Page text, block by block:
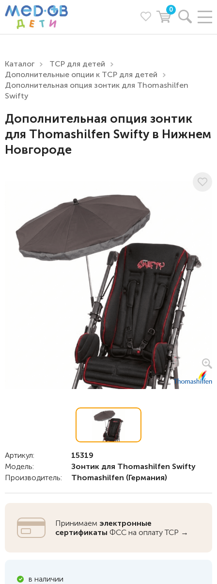
0
Каталог
ТСР для детей
Дополнительные опции к ТСР для детей
Дополнительная опция зонтик для Thomashilfen
Swifty
Дополнительная опция зонтик
для Thomashilfen Swifty в Нижнем
Новгороде
Артикул:
15319
Модель:
Зонтик для Thomashilfen Swifty
Производитель:
Thomashilfen (Германия)
Принимаем электронные
сертификаты ФСС на оплату ТСР →
в наличии